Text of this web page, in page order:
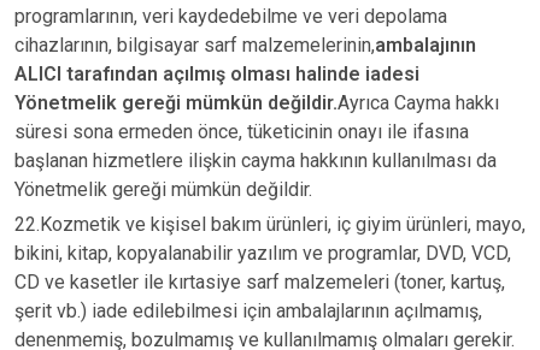
programlarının, veri kaydedebilme ve veri depolama
cihazlarının, bilgisayar sarf malzemelerinin,ambalajının
ALICI tarafından açılmış olması halinde iadesi
Yönetmelik gereği mümkün değildir.Ayrıca Cayma hakkı
süresi sona ermeden önce, tüketicinin onayı ile ifasına
başlanan hizmetlere ilişkin cayma hakkının kullanılması da
Yönetmelik gereği mümkün değildir.
22.Kozmetik ve kişisel bakım ürünleri, iç giyim ürünleri, mayo,
bikini, kitap, kopyalanabilir yazılım ve programlar, DVD, VCD,
CD ve kasetler ile kırtasiye sarf malzemeleri (toner, kartuş,
şerit vb.) iade edilebilmesi için ambalajlarının açılmamış,
denenmemiş, bozulmamış ve kullanılmamış olmaları gerekir.